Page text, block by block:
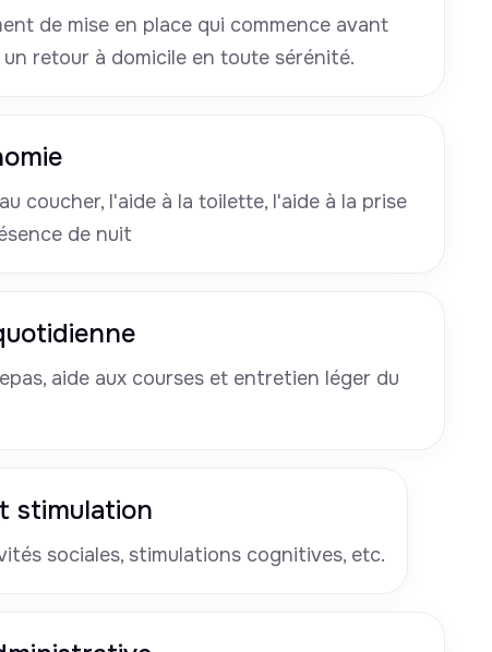
de mise en place qui commence avant
retour à domicile en toute sérénité.
coucher, l'aide à la toilette, l'aide à la prise
de nuit
aide aux courses et entretien léger du
stimulation
sociales, stimulations cognitives, etc.